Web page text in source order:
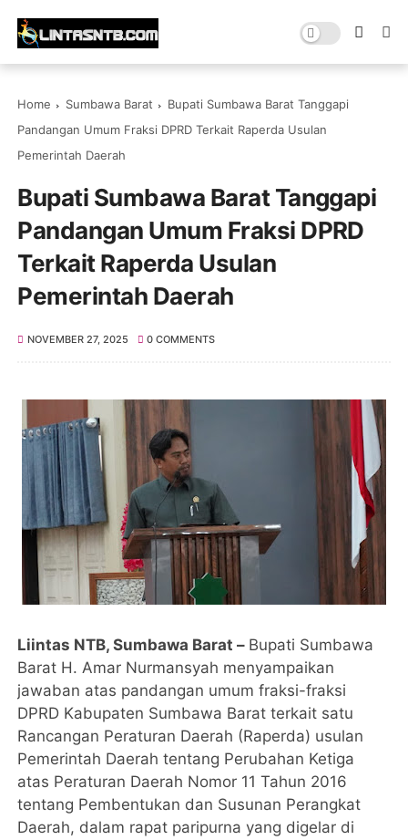
Home Sumbawa Barat
Bupati Sumbawa Barat Tanggapi
Pandangan Umum Fraksi DPRD Terkait Raperda Usulan
Pemerintah Daerah
Bupati Sumbawa Barat Tanggapi
Pandangan Umum Fraksi DPRD
Terkait Raperda Usulan
Pemerintah Daerah
NOVEMBER 27, 2025 0 COMMENTS
Liintas NTB, Sumbawa Barat – Bupati Sumbawa
Barat H. Amar Nurmansyah menyampaikan
jawaban atas pandangan umum fraksi-fraksi
DPRD Kabupaten Sumbawa Barat terkait satu
Rancangan Peraturan Daerah (Raperda) usulan
Pemerintah Daerah tentang Perubahan Ketiga
atas Peraturan Daerah Nomor 11 Tahun 2016
tentang Pembentukan dan Susunan Perangkat
Daerah, dalam rapat paripurna yang digelar di